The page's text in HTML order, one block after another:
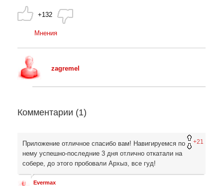
+132
Мнения
zagremel
Комментарии (1)
+21
Приложение отличное спасибо вам! Навигируемся по
нему успешно-последние 3 дня отлично откатали на
собере, до этого пробовали Архыз, все гуд!
Evermax